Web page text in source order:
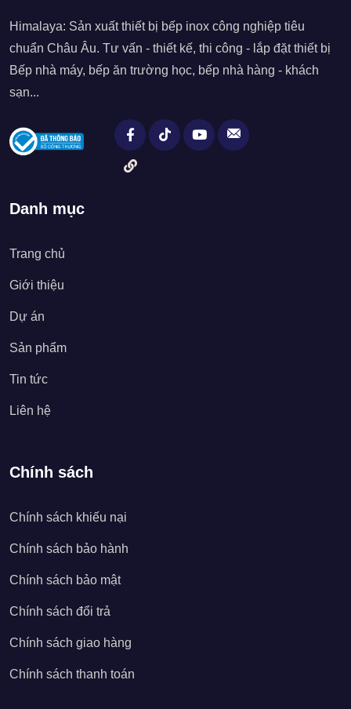
Himalaya: Sản xuất thiết bị bếp inox công nghiệp tiêu
chuẩn Châu Âu. Tư vấn - thiết kế, thi công - lắp đặt thiết bị
Bếp nhà máy, bếp ăn trường học, bếp nhà hàng - khách
sạn...
Danh mục
Trang chủ
Giới thiệu
Dự án
Sản phẩm
Tin tức
Liên hệ
Chính sách
Chính sách khiếu nại
Chính sách bảo hành
Chính sách bảo mật
Chính sách đổi trả
Chính sách giao hàng
Chính sách thanh toán